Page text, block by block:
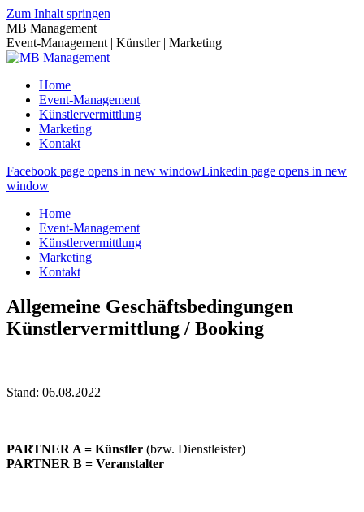
Zum Inhalt springen
MB Management
Event-Management | Künstler | Marketing
Home
Event-Management
Künstlervermittlung
Marketing
Kontakt
Facebook page opens in new windowLinkedin page opens in new
window
Home
Event-Management
Künstlervermittlung
Marketing
Kontakt
Allgemeine Geschäftsbedingungen
Künstlervermittlung / Booking
Stand: 06.08.2022
PARTNER A = Künstler (bzw. Dienstleister)
PARTNER B = Veranstalter